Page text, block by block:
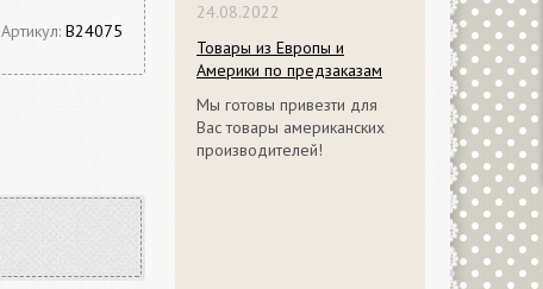
24.08.2022
Товары из Европы и
Америки по предзаказам
Мы готовы привезти для
Вас товары американских
производителей!
Артикул: B24075